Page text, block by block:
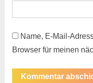
Name, E-Mail-
Browser für meinen